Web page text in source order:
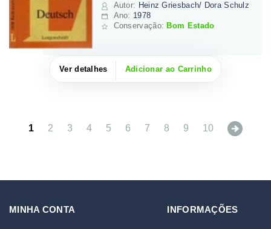
Autor: Heinz Griesbach/ Dora Schulz
Ano: 1978
Conservação: Bom Estado
Ver detalhes Adicionar ao Carrinho
1 2 3 4 5 6 7 8 9 10 Next
MINHA CONTA INFORMAÇÕES